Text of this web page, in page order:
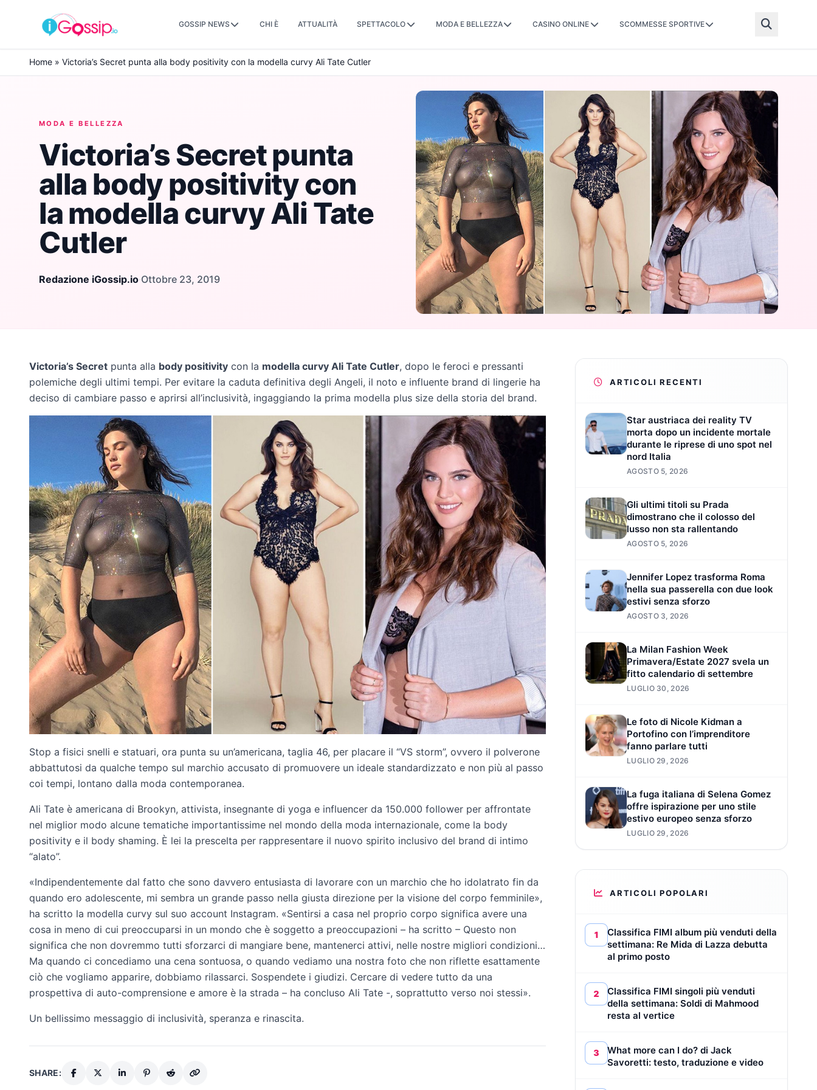
Skip to content
GOSSIP NEWS CHI È ATTUALITÀ SPETTACOLO MODA E BELLEZZA CASINO ONLINE SCOMMESSE SPORTIVE
Home » Victoria’s Secret punta alla body positivity con la modella curvy Ali Tate Cutler
MODA E BELLEZZA
Victoria’s Secret punta
alla body positivity con
la modella curvy Ali Tate
Cutler
Redazione iGossip.io·Ottobre 23, 2019
Victoria’s Secret punta alla body positivity con la modella curvy Ali Tate Cutler, dopo le feroci e pressanti
polemiche degli ultimi tempi. Per evitare la caduta definitiva degli Angeli, il noto e influente brand di lingerie ha
deciso di cambiare passo e aprirsi all’inclusività, ingaggiando la prima modella plus size della storia del brand.
Stop a fisici snelli e statuari, ora punta su un’americana, taglia 46, per placare il “VS storm”, ovvero il polverone
abbattutosi da qualche tempo sul marchio accusato di promuovere un ideale standardizzato e non più al passo
coi tempi, lontano dalla moda contemporanea.
Ali Tate è americana di Brookyn, attivista, insegnante di yoga e influencer da 150.000 follower per affrontate
nel miglior modo alcune tematiche importantissime nel mondo della moda internazionale, come la body
positivity e il body shaming. È lei la prescelta per rappresentare il nuovo spirito inclusivo del brand di intimo
“alato”.
«Indipendentemente dal fatto che sono davvero entusiasta di lavorare con un marchio che ho idolatrato fin da
quando ero adolescente, mi sembra un grande passo nella giusta direzione per la visione del corpo femminile»,
ha scritto la modella curvy sul suo account Instagram. «Sentirsi a casa nel proprio corpo significa avere una
cosa in meno di cui preoccuparsi in un mondo che è soggetto a preoccupazioni – ha scritto – Questo non
significa che non dovremmo tutti sforzarci di mangiare bene, mantenerci attivi, nelle nostre migliori condizioni…
Ma quando ci concediamo una cena sontuosa, o quando vediamo una nostra foto che non riflette esattamente
ciò che vogliamo apparire, dobbiamo rilassarci. Sospendete i giudizi. Cercare di vedere tutto da una
prospettiva di auto-comprensione e amore è la strada – ha concluso Ali Tate -, soprattutto verso noi stessi».
Un bellissimo messaggio di inclusività, speranza e rinascita.
SHARE:
ARTICOLI RECENTI
Star austriaca dei reality TV
morta dopo un incidente mortale
durante le riprese di uno spot nel
nord Italia
AGOSTO 5, 2026
Gli ultimi titoli su Prada
dimostrano che il colosso del
lusso non sta rallentando
AGOSTO 5, 2026
Jennifer Lopez trasforma Roma
nella sua passerella con due look
estivi senza sforzo
AGOSTO 3, 2026
La Milan Fashion Week
Primavera/Estate 2027 svela un
fitto calendario di settembre
LUGLIO 30, 2026
Le foto di Nicole Kidman a
Portofino con l’imprenditore
fanno parlare tutti
LUGLIO 29, 2026
La fuga italiana di Selena Gomez
offre ispirazione per uno stile
estivo europeo senza sforzo
LUGLIO 29, 2026
ARTICOLI POPOLARI
1
Classifica FIMI album più venduti della
settimana: Re Mida di Lazza debutta
al primo posto
2
Classifica FIMI singoli più venduti
della settimana: Soldi di Mahmood
resta al vertice
3
What more can I do? di Jack
Savoretti: testo, traduzione e video